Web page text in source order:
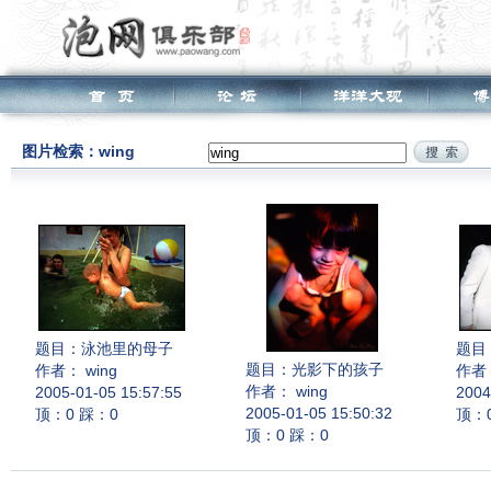
图片检索：wing
题目： 泳池里的母子
作者： wing
2005-01-05 15:57:55
顶：0 踩：0
题目： 光影下的孩子
作者： wing
2005-01-05 15:50:32
顶：0 踩：0
题目
作者
顶：